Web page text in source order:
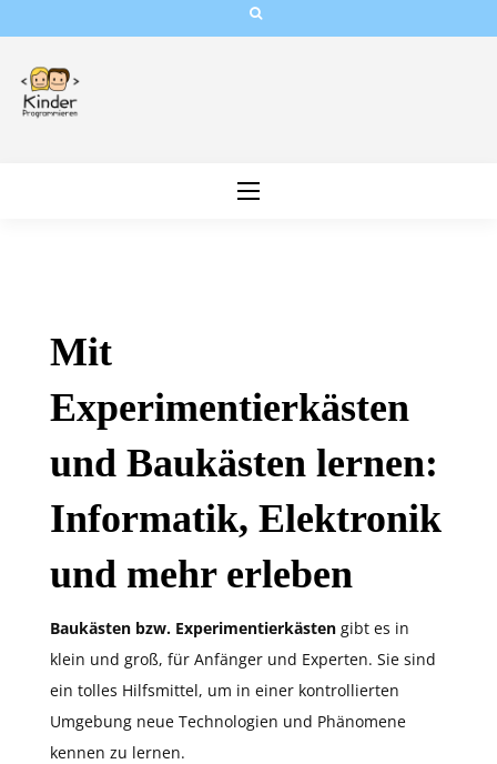
content
Mit
Experimentierkästen
und Baukästen lernen:
Informatik, Elektronik
und mehr erleben
Baukästen bzw. Experimentierkästen gibt es in
klein und groß, für Anfänger und Experten. Sie sind
ein tolles Hilfsmittel, um in einer kontrollierten
Umgebung neue Technologien und Phänomene
kennen zu lernen.